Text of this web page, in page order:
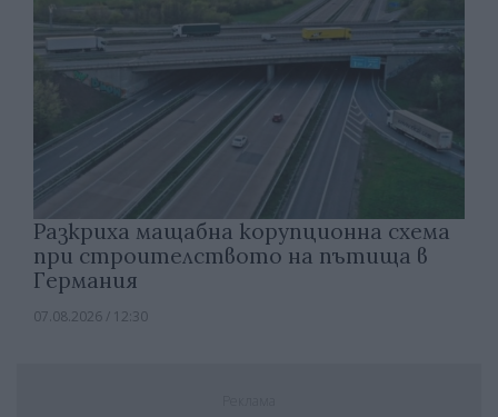
Разкриха мащабна корупционна схема
при строителството на пътища в
Германия
07.08.2026 / 12:30